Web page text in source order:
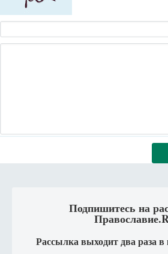
Подпишитесь на
Рассылка выходит два раза в